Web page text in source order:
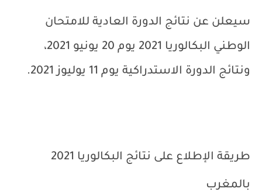
سيعلن عن نتائج الدورة العادية للامتحان
الوطني البكالوريا 2021 يوم 20 يونيو 2021،
ونتائج الدورة الاستدراكية يوم 11 يوليوز 2021.
طريقة الإطلاع على نتائج البكالوريا 2021
بالمغرب